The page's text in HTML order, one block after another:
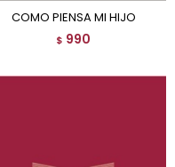
COMO PIENSA MI HIJO
$ 990